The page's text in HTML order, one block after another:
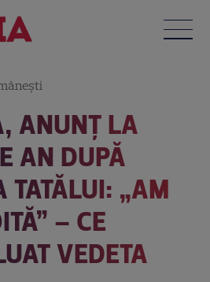
ANUNȚ LA
AN DUPĂ
TATĂLUI: „AM
– CE
VEDETA